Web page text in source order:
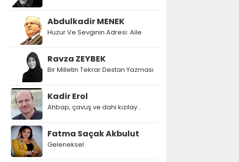
Abdulkadir MENEK
Huzur Ve Sevginin Adresi: Aile
Ravza ZEYBEK
Bir Milletin Tekrar Destan Yazması
Kadir Erol
Ahbap, çavuş ve dahi kızılay...
Fatma Saçak Akbulut
Geleneksel